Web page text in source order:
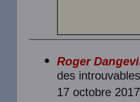
Roger
des
17 octobre